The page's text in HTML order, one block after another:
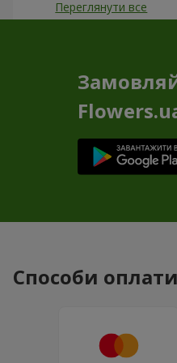
Переглянути все
Способи оплати